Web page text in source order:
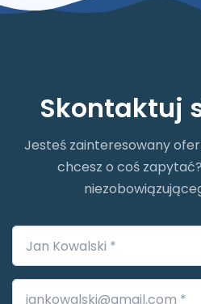
Skontaktuj
Jesteś zainteresowany
chcesz o coś